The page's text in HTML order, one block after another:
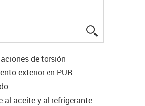
de torsión
exterior en PUR
al aceite y al refrigerante